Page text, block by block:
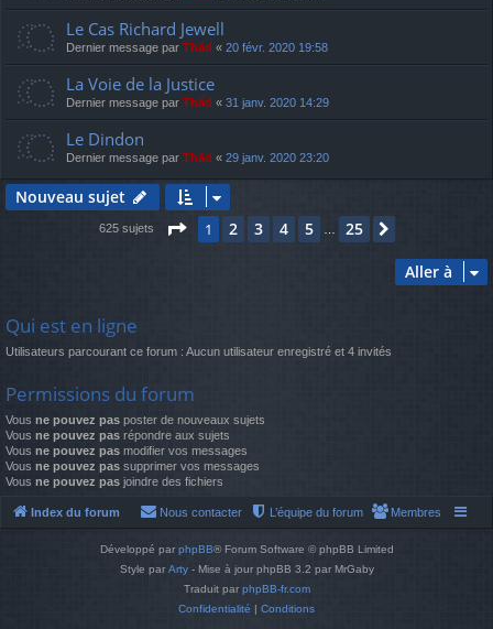
Le Cas Richard Jewell
Dernier message par Thãd « 20 févr. 2020 19:58
La Voie de la Justice
Dernier message par Thãd « 31 janv. 2020 14:29
Le Dindon
Dernier message par Thãd « 29 janv. 2020 23:20
Nouveau sujet
625 sujets Page 1sur 25
1 2 3 4 5 25
Aller à
Qui est en ligne
Utilisateurs parcourant ce forum : Aucun utilisateur enregistré et 4 invités
Permissions du forum
Vous ne pouvez pas poster de nouveaux sujets
Vous ne pouvez pas répondre aux sujets
Vous ne pouvez pas modifier vos messages
Vous ne pouvez pas supprimer vos messages
Vous ne pouvez pas joindre des fichiers
Index du forum Membres
L’équipe du forum
Nous contacter
Développé par phpBB® Forum Software © phpBB Limited
Style par Arty- Mise à jour phpBB 3.2 par MrGaby
Traduit par phpBB-fr.com
Confidentialité | Conditions